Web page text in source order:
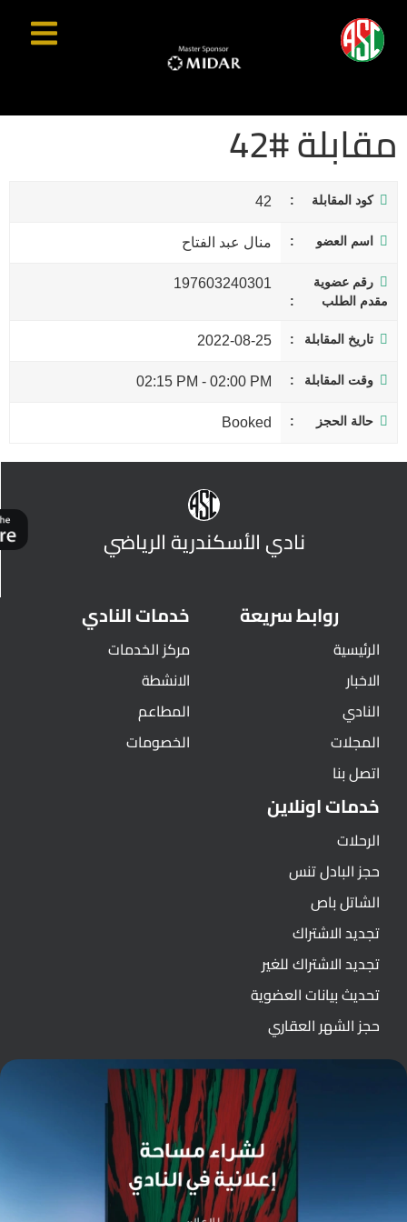
مقابلة #42
كود المقابلة 42
اسم العضو منال عبد الفتاح
رقم عضوية
مقدم الطلب
197603240301
تاريخ المقابلة 2022-08-25
وقت المقابلة 02:00 PM
-
02:15 PM
حالة الحجز Booked
نادي الأسكندرية الرياضي
روابط سريعة
الرئيسية
الاخبار
النادي
المجلات
اتصل بنا
خدمات النادي
مركز الخدمات
الانشطة
المطاعم
الخصومات
خدمات اونلاين
الرحلات
حجز البادل تنس
الشاتل باص
تجديد الاشتراك
تجديد الاشتراك للغير
تحديث بيانات العضوية
حجز الشهر العقاري